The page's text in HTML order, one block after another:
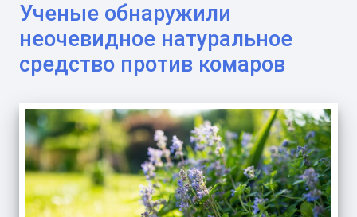
Ученые обнаружили
неочевидное натуральное
средство против комаров